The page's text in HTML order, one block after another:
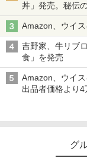
丼」発売。秘伝
Amazon、ウイ
吉野家、牛リブ
食」を発売
Amazon、ウイス
出品者価格より
グ